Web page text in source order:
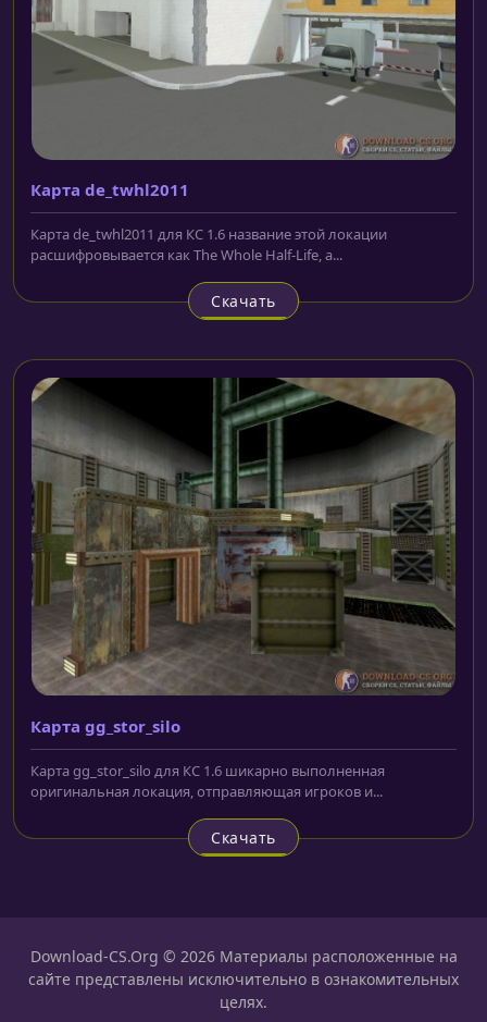
Карта de_twhl2011
Карта de_twhl2011 для КС 1.6 название этой локации
расшифровывается как The Whole Half-Life, а...
Скачать
Карта gg_stor_silo
Карта gg_stor_silo для КС 1.6 шикарно выполненная
оригинальная локация, отправляющая игроков и...
Скачать
Download-CS.Org © 2026 Материалы расположенные на
сайте представлены исключительно в ознакомительных
целях.